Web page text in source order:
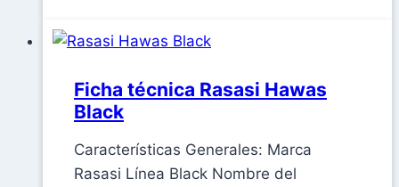
Ficha técnica Rasasi Hawas
Black
Características Generales: Marca
Rasasi Línea Black Nombre del